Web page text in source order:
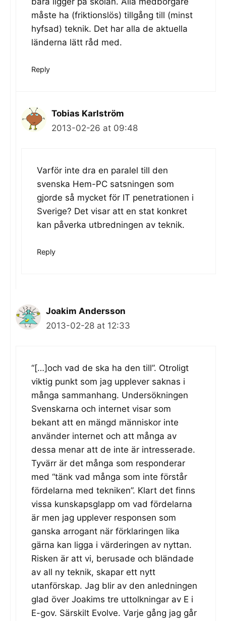
måste ha (friktionslös) tillgång till (minst
hyfsad) teknik. Det har alla de aktuella
länderna lätt råd med.
Reply
Tobias Karlström
2013-02-26 at 09:48
Varför inte dra en paralel till den
svenska Hem-PC satsningen som
gjorde så mycket för IT penetrationen i
Sverige? Det visar att en stat konkret
kan påverka utbredningen av teknik.
Reply
Joakim Andersson
2013-02-28 at 12:33
“[…]och vad de ska ha den till”. Otroligt
viktig punkt som jag upplever saknas i
många sammanhang. Undersökningen
Svenskarna och internet visar som
bekant att en mängd människor inte
använder internet och att många av
dessa menar att de inte är intresserade.
Tyvärr är det många som responderar
med “tänk vad många som inte förstår
fördelarna med tekniken”. Klart det finns
vissa kunskapsglapp om vad fördelarna
är men jag upplever responsen som
ganska arrogant när förklaringen lika
gärna kan ligga i värderingen av nyttan.
Risken är att vi, berusade och bländade
av all ny teknik, skapar ett nytt
utanförskap. Jag blir av den anledningen
glad över Joakims tre uttolkningar av E i
E-gov. Särskilt Evolve. Varje gång jag går